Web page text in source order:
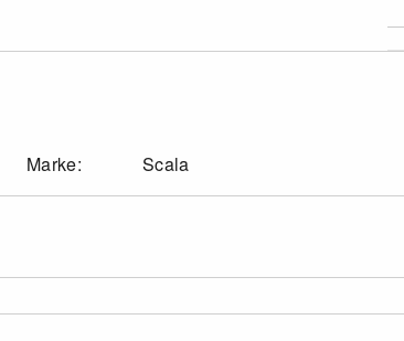
Marke: Scala